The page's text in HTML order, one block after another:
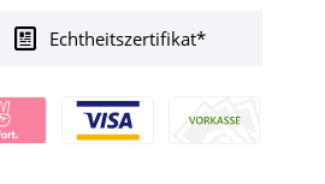
Echtheitszertifikat*